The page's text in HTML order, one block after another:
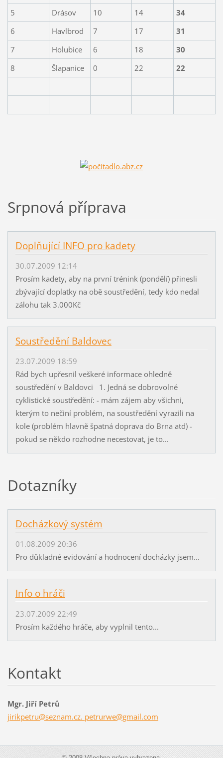
5 Drásov 10 14
34
6
Havlbrod 7 17
31
7
Holubice 6 18
30
8
Šlapanice 0 22 22
Srpnová příprava
Doplňující INFO pro kadety
30.07.2009 12:14
Prosím kadety, aby na první trénink (pondělí) přinesli
zbývající doplatky na obě soustředění, tedy kdo nedal
zálohu tak 3.000Kč
Soustředění Baldovec
23.07.2009 18:59
Rád bych upřesnil veškeré informace ohledně
soustředění v Baldovci 1. Jedná se dobrovolné
cyklistické soustředění: - mám zájem aby všichni,
kterým to nečiní problém, na soustředění vyrazili na
kole (problém hlavně špatná doprava do Brna atd) -
pokud se někdo rozhodne necestovat, je to...
Dotazníky
Docházkový systém
01.08.2009 20:36
Pro důkladné evidování a hodnocení docházky jsem...
Info o hráči
23.07.2009 22:49
Prosím každého hráče, aby vyplnil tento...
Kontakt
Mgr. Jiří Petrů
jirikpetru@seznam.cz. petrurwe@gmail.com